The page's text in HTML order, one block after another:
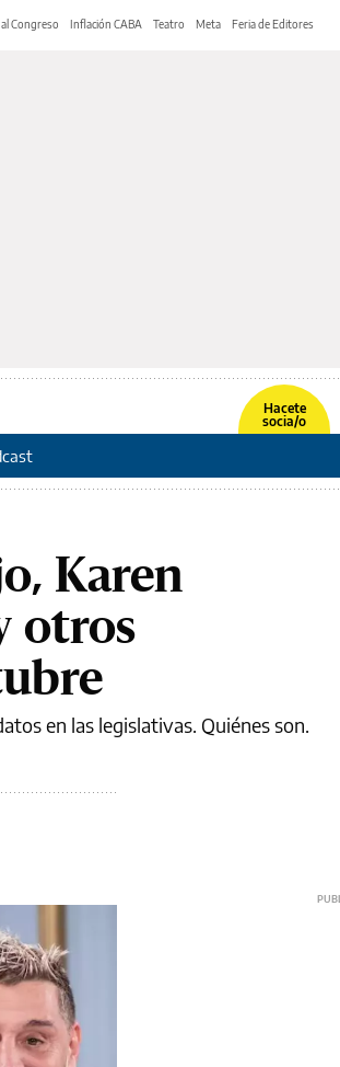
Congreso Inflación CABA Teatro Meta Feria de Editores
Hacete
socia/o
Karen
otros
en las legislativas. Quiénes son.